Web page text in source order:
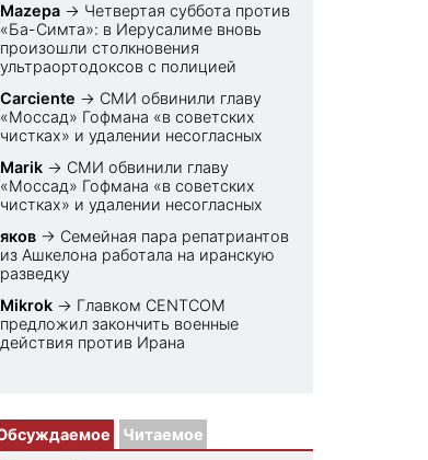
Mazepa → Четвертая суббота против
«Ба-Симта»: в Иерусалиме вновь
произошли столкновения
ультраортодоксов с полицией
Carciente → СМИ обвинили главу
«Моссад» Гофмана «в советских
чистках» и удалении несогласных
Marik → СМИ обвинили главу
«Моссад» Гофмана «в советских
чистках» и удалении несогласных
яков → Семейная пара репатриантов
из Ашкелона работала на иранскую
разведку
Mikrok → Главком CENTCOM
предложил закончить военные
действия против Ирана
Читаемое